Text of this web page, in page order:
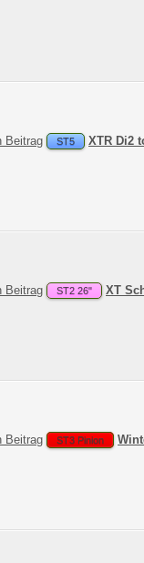
ST5
XTR Di2
ST2 26"
XT
ST3 Pinion